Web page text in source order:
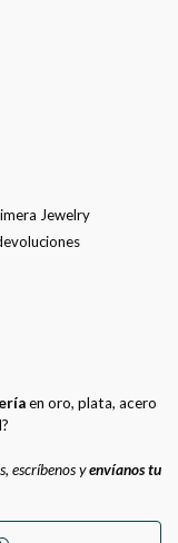
Jewelry
en oro, plata, acero
escríbenos yenvíanos tu